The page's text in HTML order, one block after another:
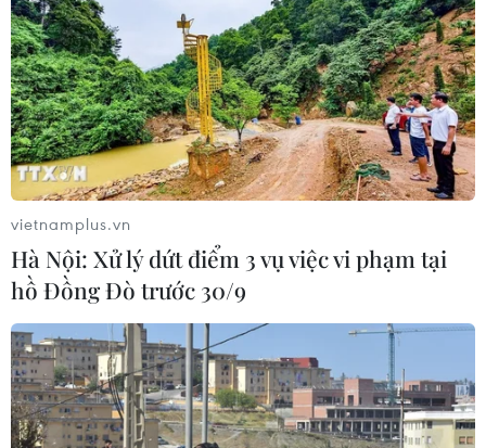
vietnamplus.vn
Hà Nội: Xử lý dứt điểm 3 vụ việc vi phạm tại
hồ Đồng Đò trước 30/9